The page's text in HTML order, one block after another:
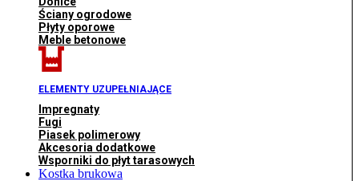
Ściany ogrodowe
Płyty oporowe
Meble betonowe
ELEMENTY UZUPEŁNIAJĄCE
Impregnaty
Fugi
Piasek polimerowy
Akcesoria dodatkowe
Wsporniki do płyt tarasowych
Kostka brukowa